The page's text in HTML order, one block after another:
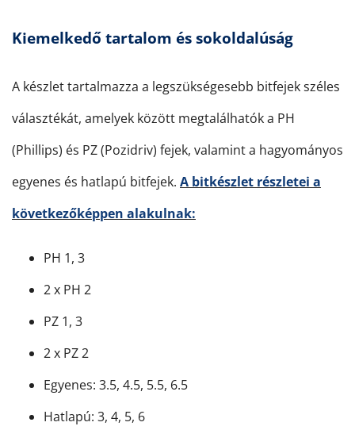
Kiemelkedő tartalom és sokoldalúság
A készlet tartalmazza a legszükségesebb bitfejek széles
választékát, amelyek között megtalálhatók a PH
(Phillips) és PZ (Pozidriv) fejek, valamint a hagyományos
egyenes és hatlapú bitfejek. A bitkészlet részletei a
következőképpen alakulnak:
PH 1, 3
2 x PH 2
PZ 1, 3
2 x PZ 2
Egyenes: 3.5, 4.5, 5.5, 6.5
Hatlapú: 3, 4, 5, 6